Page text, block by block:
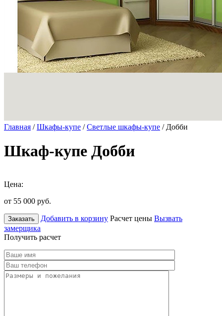
Главная /Шкафы-купе /Светлые шкафы-купе / Добби
Шкаф-купе Добби
Цена:
от 55 000 руб.
Заказать Добавить в корзину Расчет цены Вызвать
замерщика
Получить расчет